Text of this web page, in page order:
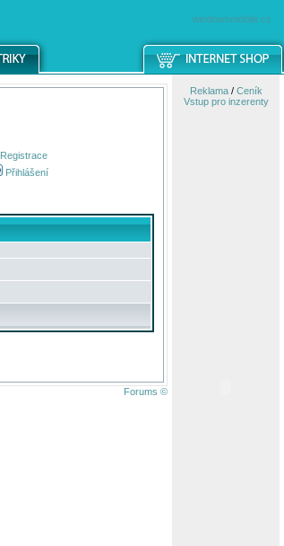
windowsmobile.cz
Registrace
Přihlášení
Forums ©
Reklama/ Ceník
Vstup pro inzerenty